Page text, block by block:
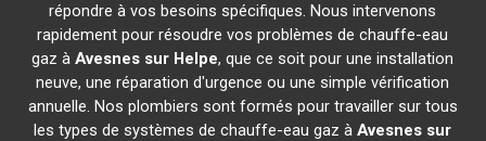
répondre à vos besoins spécifiques. Nous intervenons
rapidement pour résoudre vos problèmes de chauffe-eau
gaz àAvesnes sur Helpe, que ce soit pour une installation
neuve, une réparation d'urgence ou une simple vérification
annuelle. Nos plombiers sont formés pour travailler sur tous
les types de systèmes de chauffe-eau gaz àAvesnes sur